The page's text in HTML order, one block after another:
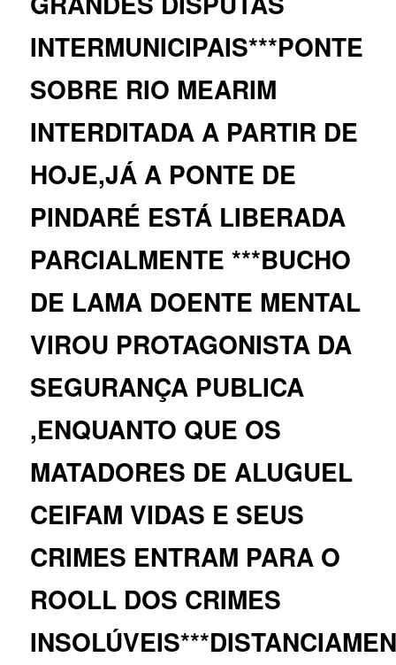
INTERMUNICIPAIS***PONTE
SOBRE RIO MEARIM
INTERDITADA A PARTIR DE
HOJE,JÁ A PONTE DE
PINDARÉ ESTÁ LIBERADA
PARCIALMENTE ***BUCHO
DE LAMA DOENTE MENTAL
VIROU PROTAGONISTA DA
SEGURANÇA PUBLICA
,ENQUANTO QUE OS
MATADORES DE ALUGUEL
CEIFAM VIDAS E SEUS
CRIMES ENTRAM PARA O
ROOLL DOS CRIMES